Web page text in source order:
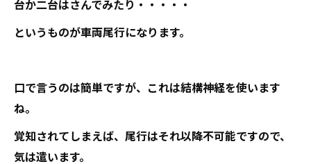
台か二台はさんでみたり・・・・・
というものが車両尾行になります。
口で言うのは簡単ですが、これは結構神経を使います
ね。
覚知されてしまえば、尾行はそれ以降不可能ですので、
気は遣います。